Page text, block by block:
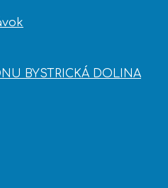
BYSTRICKÁ DOLINA